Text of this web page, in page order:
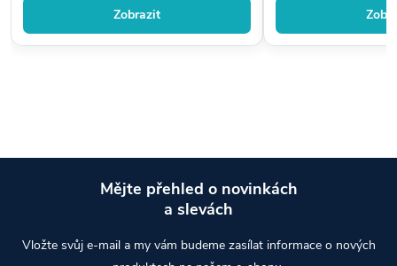
Zobrazit
Mějte přehled o novinkách
a slevách
Vložte svůj e-mail a my vám budeme zasílat informace o nových